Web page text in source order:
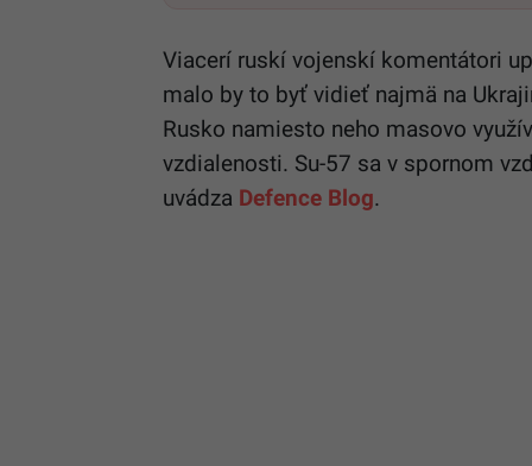
Viacerí ruskí vojenskí komentátori
malo by to byť vidieť najmä na
Rusko namiesto neho masovo
vzdialenosti. Su-57 sa v spornom
uvádza Defence Blog.